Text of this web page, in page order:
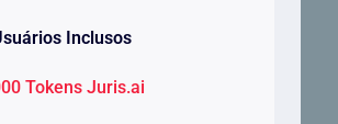
Inclusos
Tokens Juris.ai